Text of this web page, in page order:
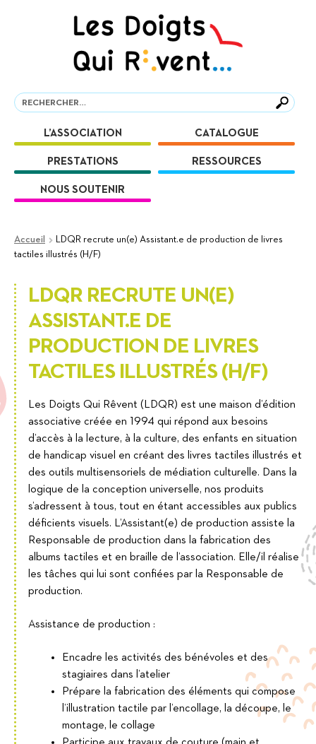
Recherche
Recherche
L’ASSOCIATION CATALOGUE
PRESTATIONS RESSOURCES
NOUS SOUTENIR
Accueil
LDQR recrute un(e) Assistant.e de production de livres
tactiles illustrés (H/F)
LDQR RECRUTE UN(E)
ASSISTANT.E DE
PRODUCTION DE LIVRES
TACTILES ILLUSTRÉS (H/F)
Les Doigts Qui Rêvent (LDQR) est une maison d’édition
associative créée en 1994 qui répond aux besoins
d’accès à la lecture, à la culture, des enfants en situation
de handicap visuel en créant des livres tactiles illustrés et
des outils multisensoriels de médiation culturelle. Dans la
logique de la conception universelle, nos produits
s’adressent à tous, tout en étant accessibles aux publics
déficients visuels. L’Assistant(e) de production assiste la
Responsable de production dans la fabrication des
albums tactiles et en braille de l’association. Elle/il réalise
les tâches qui lui sont confiées par la Responsable de
production.
Assistance de production :
Encadre les activités des bénévoles et des
stagiaires dans l’atelier
Prépare la fabrication des éléments qui compose
l’illustration tactile par l’encollage, la découpe, le
montage, le collage